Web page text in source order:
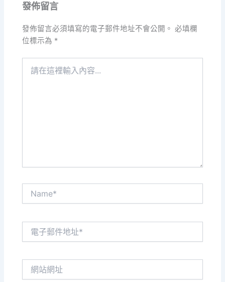
發佈留言
發佈留言必須填寫的電子郵件地址不會公開。 必填欄
位標示為 *